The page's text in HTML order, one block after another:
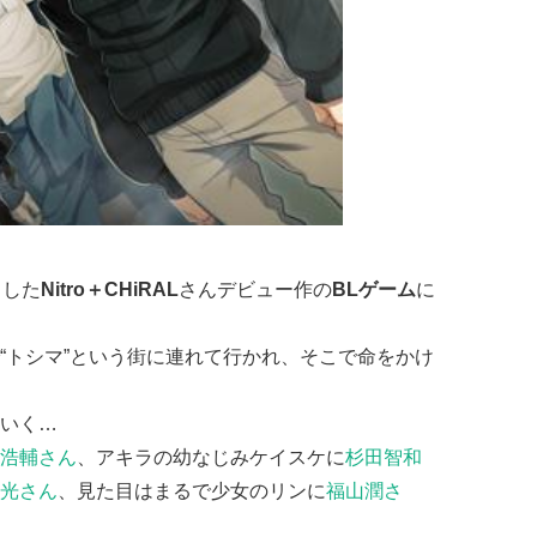
た Nitro＋CHiRALさんデビュー作のBLゲームに
シマ”という街に連れて行かれ、そこで命をかけ
いく…
輔さん 、アキラの幼なじみケイスケに杉田智和
さん 、見た目はまるで少女のリンに福山潤さ